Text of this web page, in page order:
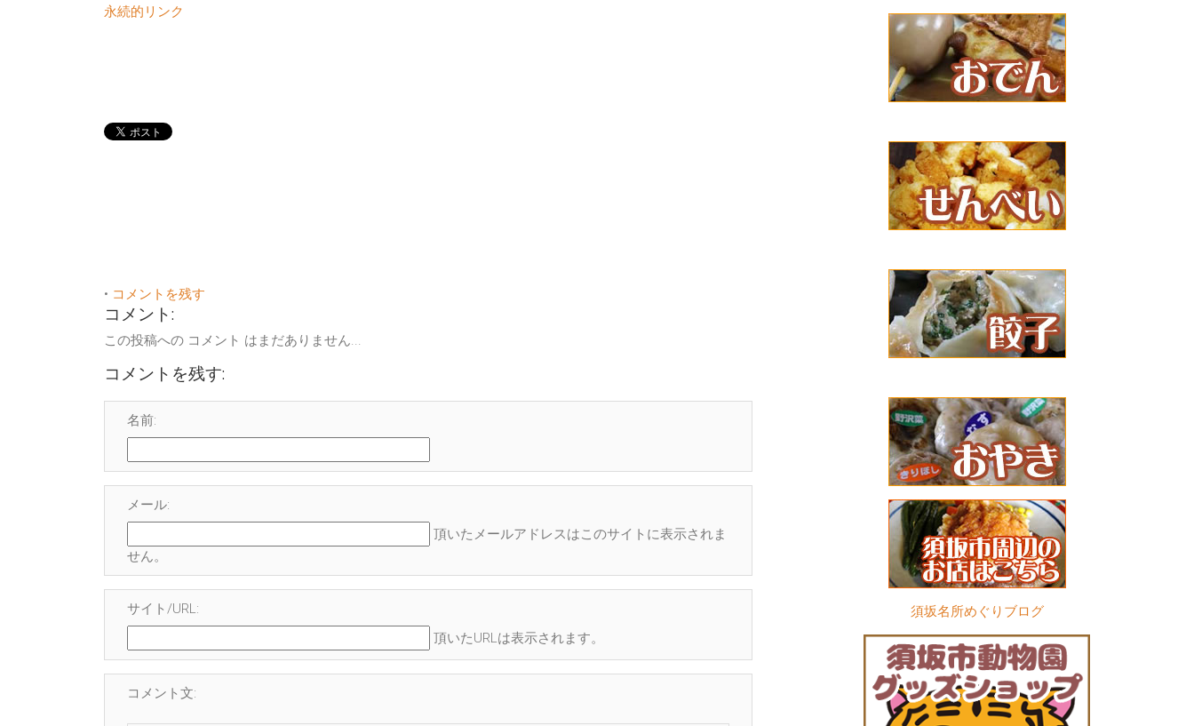
永続的リンク
• コメントを残す
コメント:
この投稿への コメント はまだありません...
コメントを残す:
名前:
メール:
頂いたメールアドレスはこのサイトに表示されま
せん。
サイト/URL:
頂いたURLは表示されます。
コメント文:
須坂名所めぐりブログ